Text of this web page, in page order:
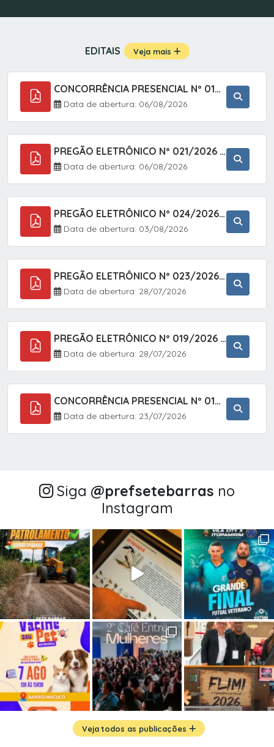
EDITAIS Veja mais
CONCORRÊNCIA PRESENCIAL Nº 019/2025 - PAVIMENTAÇÃO ASFÁLTICA EM TRECHO DA RUA 2 NO BAIRRO VILA SOARES NO MUNICÍPIO DE SETE BARRAS/SP.
Data de abertura: 06/08/2026
PREGÃO ELETRÔNICO Nº 021/2026 - AQUISIÇÃO DE CONTENTORES E CARRINHOS, DESTINADOS A COLETIVA E MANEJO DE RESÍDUOS SÓLIDOS, ATRAVÉS DO SISTEMA DE REGISTRO DE PREÇOS (SRP)
Data de abertura: 06/08/2026
PREGÃO ELETRÔNICO Nº 024/2026 - AQUISIÇÃO DE GÁS MEDICINAL TIPO OXIGÊNIO (1,00 M3, 3,00 M3 E 10,00 M3), EM ATENDIMENTO À SECRETARIA MUNICIPAL DE SAÚDE, ATRAVÉS DO SISTEMA DE REGISTRO DE PREÇOS (SRP)
Data de abertura: 03/08/2026
PREGÃO ELETRÔNICO Nº 023/2026 - AQUISIÇÃO DE ENXOVAL INFANTIL, EM ATENDIMENTO À SECRETARIA MUNICIPAL DE EDUCAÇÃO, ATRAVÉS DO SISTEMA DE REGISTRO DE PREÇOS (SRP).
Data de abertura: 28/07/2026
PREGÃO ELETRÔNICO Nº 019/2026 - CONTRATAÇÃO DE EMPRESA ESPECIALIZADA PARA A PRESTAÇÃO DE SERVIÇOS VETERINÁRIOS CLÍNICOS E CIRÚRGICOS, COM FOCO EM AÇÕES DE SAÚDE PÚBLICA, BEM-ESTAR ANIMAL E CONTROLE POPULACIONAL ÉTICO DE CÃES E GATOS, EM ATENDIMENTO À
Data de abertura: 28/07/2026
CONCORRÊNCIA PRESENCIAL Nº 018/2026 - PAVIMENTAÇÃO ASFÁLTICA NO BAIRRO VOTUPOCA ? ESTRADA DA RAPOSA, NO MUNICÍPIO DE SETE BARRAS/SP
Data de abertura: 23/07/2026
Siga @‌prefsetebarras no
Instagram
Veja todos as publicações